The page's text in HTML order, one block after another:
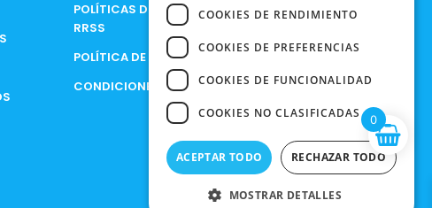
POLÍTICAS DE PRIVACIDAD EN
RRSS
POLÍTICA DE PRIVACIDAD
CONDICIONES DE COMPRA
0
COOKIES DE RENDIMIENTO
COOKIES DE PREFERENCIAS
COOKIES DE FUNCIONALIDAD
COOKIES NO CLASIFICADAS
ACEPTAR TODO RECHAZAR TODO
MOSTRAR DETALLES